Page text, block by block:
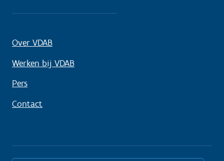
Over VDAB
Werken bij VDAB
Pers
Contact